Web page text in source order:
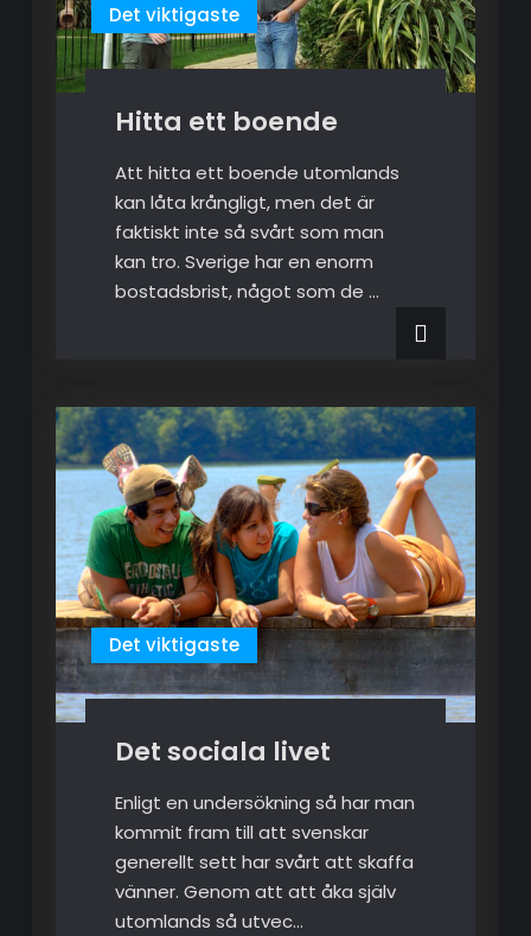
Det viktigaste
Hitta ett boende
Att hitta ett boende utomlands
kan låta krångligt, men det är
faktiskt inte så svårt som man
kan tro. Sverige har en enorm
bostadsbrist, något som de …
Det viktigaste
Det sociala livet
Enligt en undersökning så har man
kommit fram till att svenskar
generellt sett har svårt att skaffa
vänner. Genom att att åka själv
utomlands så utvec…